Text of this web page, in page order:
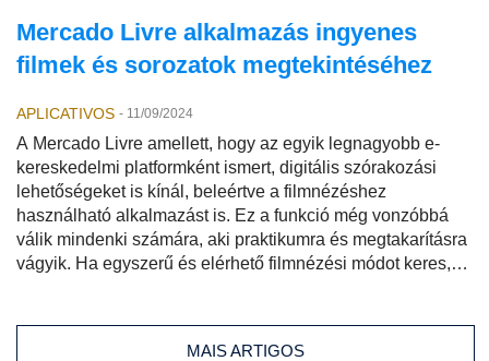
Mercado Livre alkalmazás ingyenes
filmek és sorozatok megtekintéséhez
APLICATIVOS - 11/09/2024
A Mercado Livre amellett, hogy az egyik legnagyobb e-
kereskedelmi platformként ismert, digitális szórakozási
lehetőségeket is kínál, beleértve a filmnézéshez
használható alkalmazást is. Ez a funkció még vonzóbbá
válik mindenki számára, aki praktikumra és megtakarításra
vágyik. Ha egyszerű és elérhető filmnézési módot keres,
MAIS ARTIGOS